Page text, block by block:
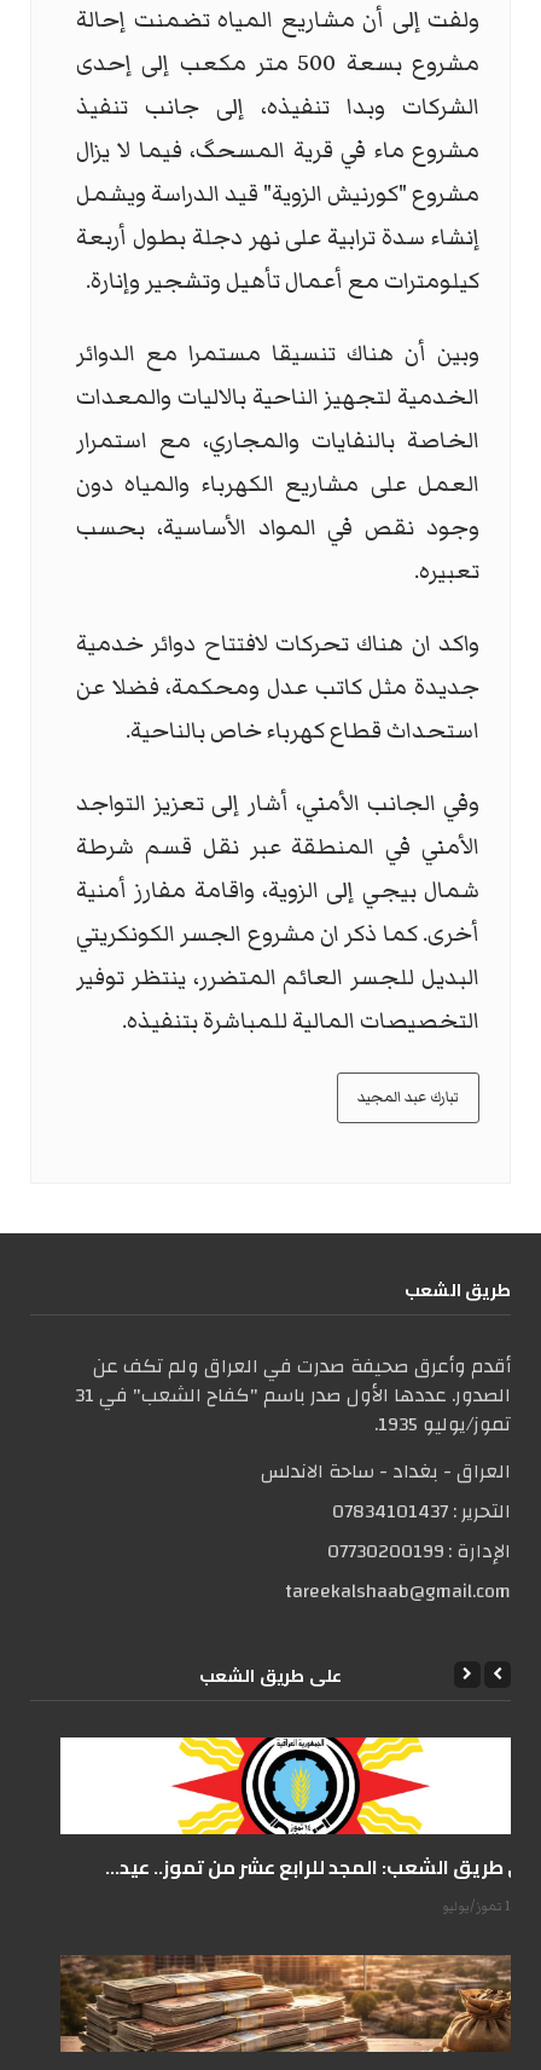
ولفت إلى أن مشاريع المياه تضمنت إحالة
مشروع بسعة 500 متر مكعب إلى إحدى
الشركات وبدا تنفيذه، إلى جانب تنفيذ
مشروع ماء في قرية المسحگ، فيما لا يزال
مشروع "كورنيش الزوية" قيد الدراسة ويشمل
إنشاء سدة ترابية على نهر دجلة بطول أربعة
كيلومترات مع أعمال تأهيل وتشجير وإنارة.
وبين أن هناك تنسيقا مستمرا مع الدوائر
الخدمية لتجهيز الناحية بالاليات والمعدات
الخاصة بالنفايات والمجاري، مع استمرار
العمل على مشاريع الكهرباء والمياه دون
وجود نقص في المواد الأساسية، بحسب
تعبيره.
واكد ان هناك تحركات لافتتاح دوائر خدمية
جديدة مثل كاتب عدل ومحكمة، فضلا عن
استحداث قطاع كهرباء خاص بالناحية.
وفي الجانب الأمني، أشار إلى تعزيز التواجد
الأمني في المنطقة عبر نقل قسم شرطة
شمال بيجي إلى الزوية، واقامة مفارز أمنية
أخرى. كما ذكر ان مشروع الجسر الكونكريتي
البديل للجسر العائم المتضرر، ينتظر توفير
التخصيصات المالية للمباشرة بتنفيذه.
تبارك عبد المجيد
طریق الشعب
أقدم وأعرق صحيفة صدرت في العراق ولم تكف عن
الصدور. عددها الأول صدر باسم "كفاح الشعب" في 31
تموز/يوليو 1935.
العراق - بغداد - ساحة الاندلس
التحریر :07834101437
الإدارة :07730200199
tareekalshaab@gmail.com
علی طریق الشعب
على طريق الشعب: المجد للرابع عشر من تموز.. عيد...
14 تموز/يوليو